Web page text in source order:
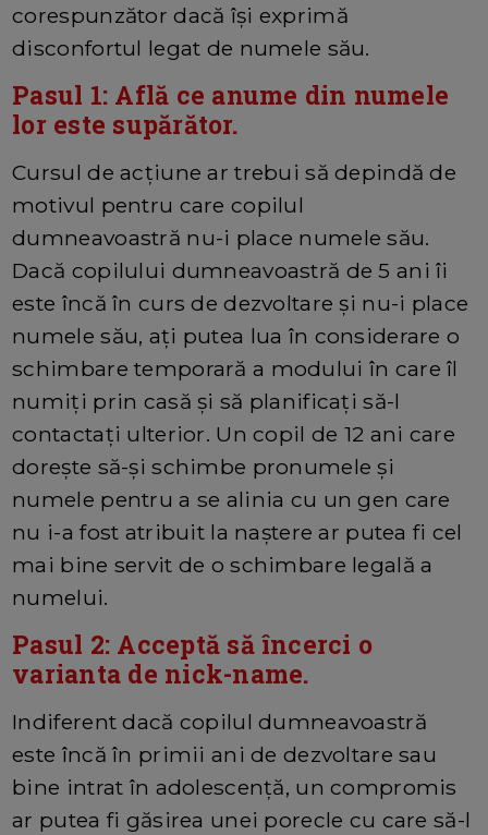
corespunzător dacă își exprimă
disconfortul legat de numele său.
Pasul 1: Află ce anume din numele
lor este supărător.
Cursul de acțiune ar trebui să depindă de
motivul pentru care copilul
dumneavoastră nu-i place numele său.
Dacă copilului dumneavoastră de 5 ani îi
este încă în curs de dezvoltare și nu-i place
numele său, ați putea lua în considerare o
schimbare temporară a modului în care îl
numiți prin casă și să planificați să-l
contactați ulterior. Un copil de 12 ani care
dorește să-și schimbe pronumele și
numele pentru a se alinia cu un gen care
nu i-a fost atribuit la naștere ar putea fi cel
mai bine servit de o schimbare legală a
numelui.
Pasul 2: Acceptă să încerci o
varianta de nick-name.
Indiferent dacă copilul dumneavoastră
este încă în primii ani de dezvoltare sau
bine intrat în adolescență, un compromis
ar putea fi găsirea unei porecle cu care să-l